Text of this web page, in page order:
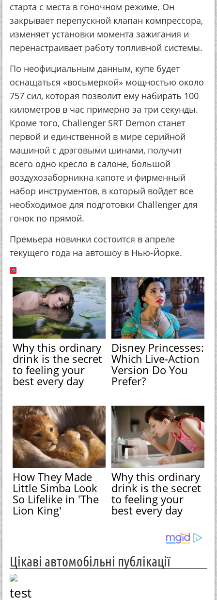
старта с места в гоночном режиме. Он
закрывает перепускной клапан компрессора,
изменяет установки момента зажигания и
перенастраивает работу топливной системы.
По неофициальным данным, купе будет
оснащаться «восьмеркой» мощностью около
757 сил, которая позволит ему набирать 100
километров в час примерно за три секунды.
Кроме того, Challenger SRT Demon станет
первой и единственной в мире серийной
машиной с дрэговыми шинами, получит
всего одно кресло в салоне, большой
воздухозаборникна капоте и фирменный
набор инструментов, в который войдет все
необходимое для подготовки Challenger для
гонок по прямой.
Премьера новинки состоится в апреле
текущего года на автошоу в Нью-Йорке.
Why this ordinary
drink is the secret
to feeling your
best every day
Disney Princesses:
Which Live-Action
Version Do You
Prefer?
How They Made
Little Simba Look
So Lifelike in 'The
Lion King'
Why this ordinary
drink is the secret
to feeling your
best every day
Цікаві автомобільні публікації
test